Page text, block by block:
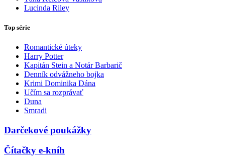
Lucinda Riley
Top série
Romantické úteky
Harry Potter
Kapitán Stein a Notár Barbarič
Denník odvážneho bojka
Krimi Dominika Dána
Učím sa rozprávať
Duna
Smradi
Darčekové poukážky
Čítačky e-kníh